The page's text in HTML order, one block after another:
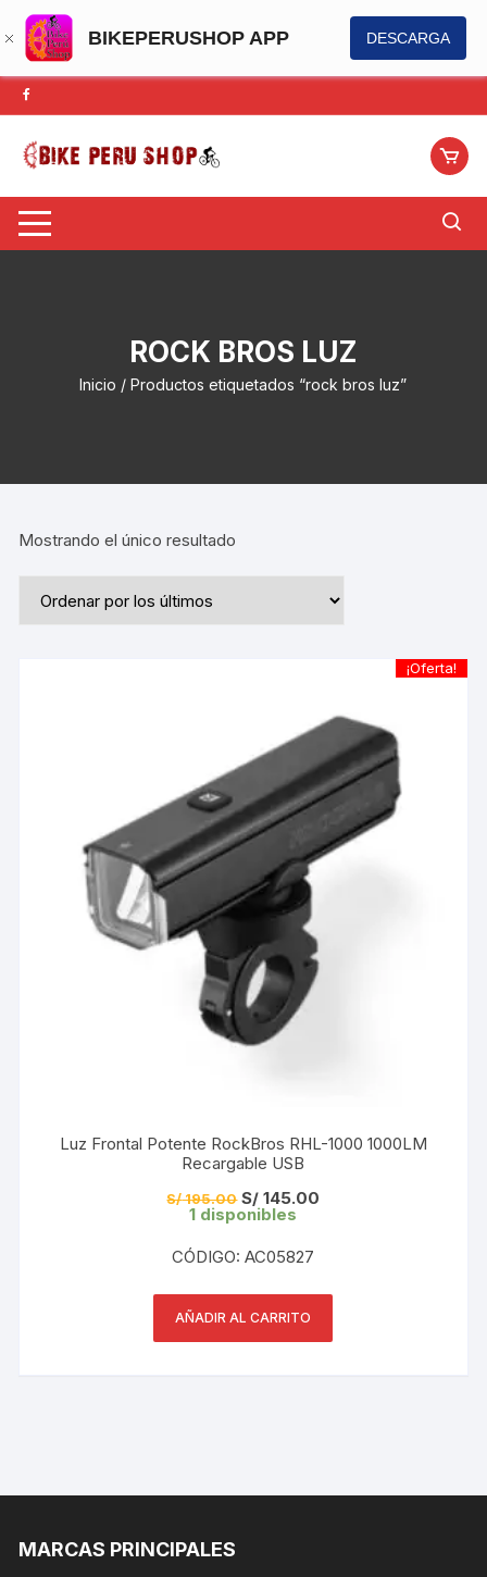
BIKEPERUSHOP APP DESCARGA
Saltar
al
contenido
ROCK BROS LUZ
Inicio / Productos etiquetados “rock bros luz”
Mostrando el único resultado
¡Oferta!
Luz Frontal Potente RockBros RHL-1000 1000LM
Recargable USB
S/195.00 El
precio
S/ 195.00.
S/ 145.00
1 disponibles
CÓDIGO: AC05827
AÑADIR AL CARRITO
MARCAS PRINCIPALES